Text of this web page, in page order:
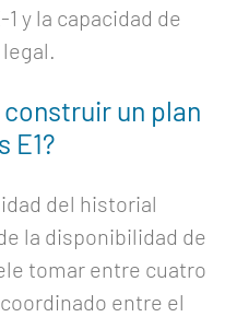
y la capacidad de
un plan
E1?
del historial
la disponibilidad de
tomar entre cuatro
entre el